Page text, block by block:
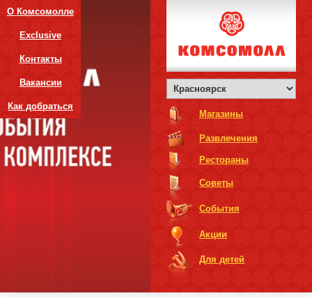
О Комсомолле
Exclusive
Контакты
Вакансии
Как добраться
Магазины
Развлечения
Рестораны
Советы
События
Акции
Для детей